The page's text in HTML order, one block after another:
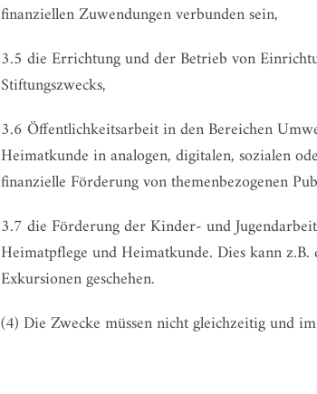
finanziellen Zuwendungen verbunden sein,
3.5 die Errichtung und der Betrieb von
Stiftungszwecks,
3.6 Öffentlichkeitsarbeit in den Bereichen
Heimatkunde in analogen, digitalen, sozialen
finanzielle Förderung von themenbezogenen
3.7 die Förderung der Kinder- und
Heimatpflege und Heimatkunde. Dies kann
Exkursionen geschehen.
(4) Die Zwecke müssen nicht gleichzeitig und